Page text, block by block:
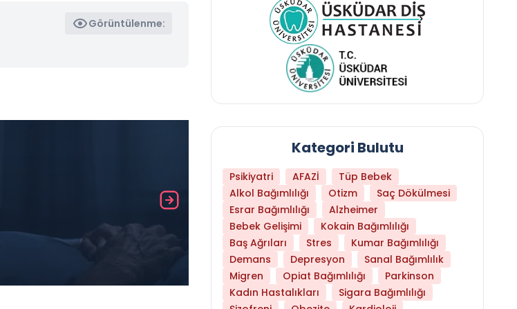
Görüntülenme:
Libido Yüksekliği
Kategori Bulutu
Psikiyatri AFAZİ
Tüp Bebek
Alkol Bağımlılığı
Otizm
Saç Dökülmesi
Esrar Bağımlılığı
Alzheimer
Bebek Gelişimi
Kokain Bağımlılığı
Baş Ağrıları
Stres
Kumar Bağımlılığı
Demans
Depresyon
Sanal Bağımlılık
Migren
Opiat Bağımlılığı
Parkinson
Kadın Hastalıkları
Sigara Bağımlılığı